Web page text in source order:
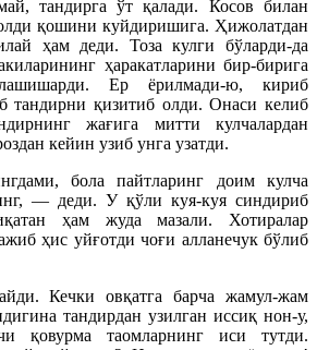
тандирга ўт қалади. Косов билан
қошини куйдиришига. Ҳижолатдан
ҳам деди. Тоза кулги бўларди-да
ҳаракатларини бир-бирига
Ер ёрилмади-ю, кириб
тандирни қизитиб олди. Онаси келиб
жағига митти кулчалардан
кейин узиб унга узатди.
бола пайтларинг доим кулча
— деди. У қўли куя-куя синдириб
ҳам жуда мазали. Хотиралар
ҳис уйғотди чоғи алланечук бўлиб
Кечки овқатга барча жамул-жам
тандирдан узилган иссиқ нон-у,
қовурма таомларнинг иси тутди.